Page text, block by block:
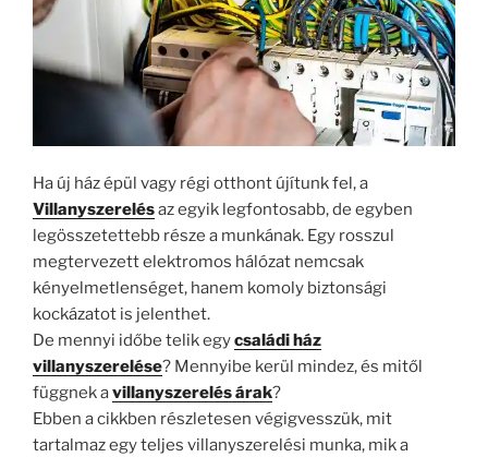
Ha új ház épül vagy régi otthont újítunk fel, a
Villanyszerelésaz egyik legfontosabb, de egyben
legösszetettebb része a munkának. Egy rosszul
megtervezett elektromos hálózat nemcsak
kényelmetlenséget, hanem komoly biztonsági
kockázatot is jelenthet.
De mennyi időbe telik egycsaládi ház
villanyszerelése? Mennyibe kerül mindez, és mitől
függnek avillanyszerelés árak?
Ebben a cikkben részletesen végigvesszük, mit
tartalmaz egy teljes villanyszerelési munka, mik a